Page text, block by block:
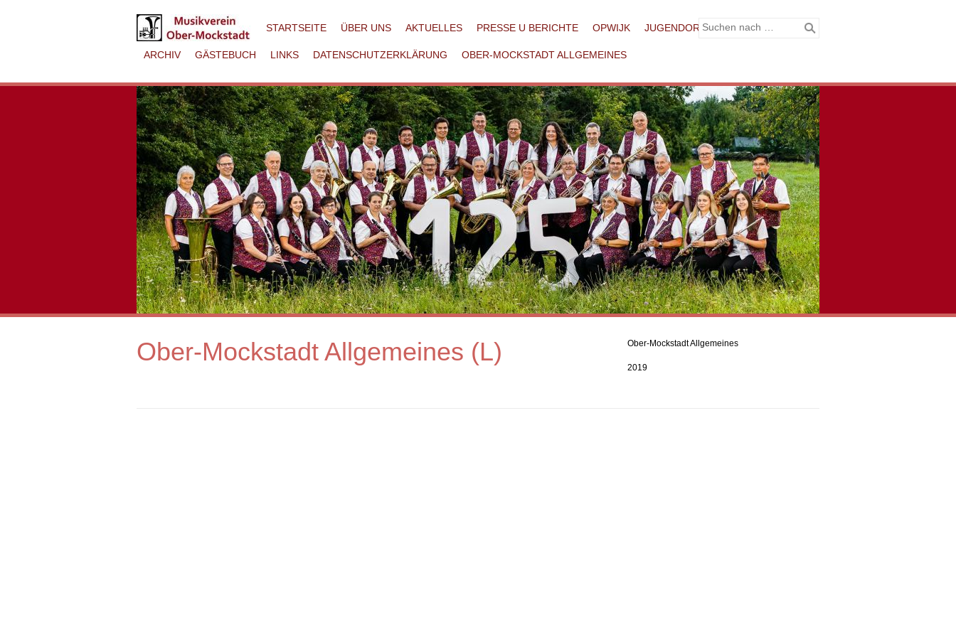
STARTSEITE ÜBER UNS AKTUELLES PRESSE U BERICHTE OPWIJK JUGENDORCHESTER BILDER
ARCHIV GÄSTEBUCH LINKS DATENSCHUTZERKLÄRUNG OBER-MOCKSTADT ALLGEMEINES
Ober-Mockstadt Allgemeines (L) Ober-Mockstadt Allgemeines
2019